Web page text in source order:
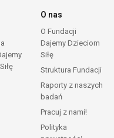
O nas
O Fundacji
Dajemy Dzieciom
Siłę
Struktura Fundacji
Raporty z naszych
badań
Pracuj z nami!
Polityka